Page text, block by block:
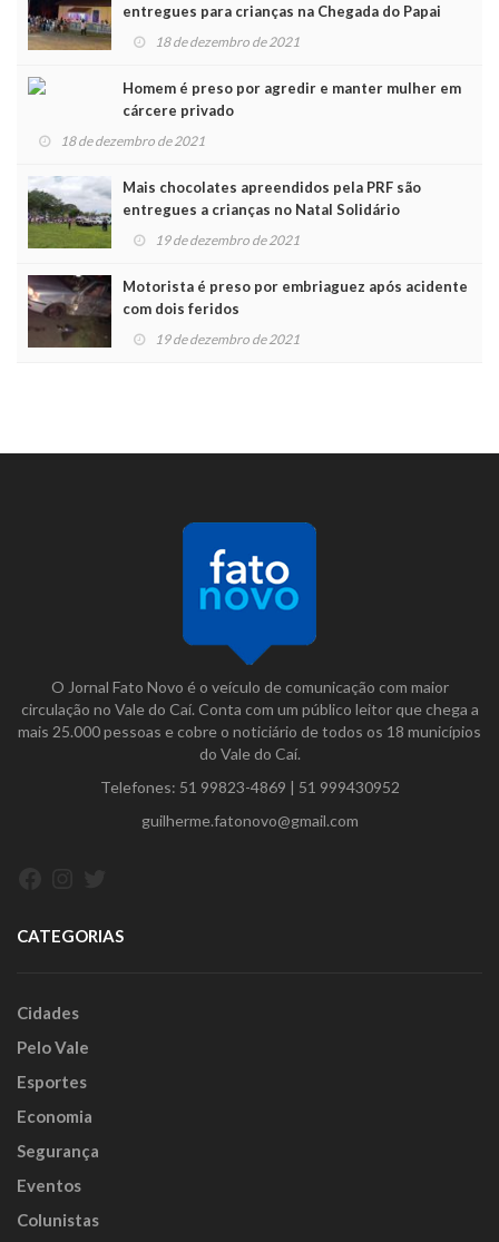
entregues para crianças na Chegada do Papai
Noel
18 de dezembro de 2021
Homem é preso por agredir e manter mulher em
cárcere privado
18 de dezembro de 2021
Mais chocolates apreendidos pela PRF são
entregues a crianças no Natal Solidário
19 de dezembro de 2021
Motorista é preso por embriaguez após acidente
com dois feridos
19 de dezembro de 2021
O Jornal Fato Novo é o veículo de comunicação com maior
circulação no Vale do Caí. Conta com um público leitor que chega a
mais 25.000 pessoas e cobre o noticiário de todos os 18 municípios
do Vale do Caí.
Telefones: 51 99823-4869 | 51 999430952
guilherme.fatonovo@gmail.com
CATEGORIAS
Cidades
Pelo Vale
Esportes
Economia
Segurança
Eventos
Colunistas